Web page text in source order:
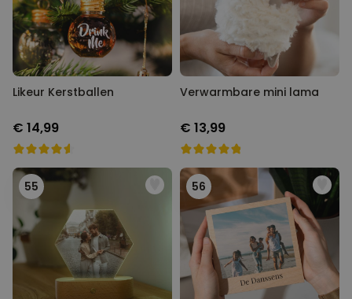
Likeur Kerstballen
€ 14,99
Verwarmbare mini lama
€ 13,99
55 56